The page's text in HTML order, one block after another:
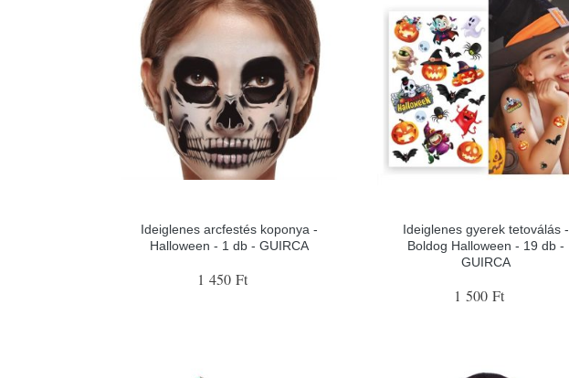
Ideiglenes arcfestés koponya -
Halloween - 1 db - GUIRCA
1 450 Ft
Ideiglenes gyerek tetoválás -
Boldog Halloween - 19 db -
GUIRCA
1 500 Ft